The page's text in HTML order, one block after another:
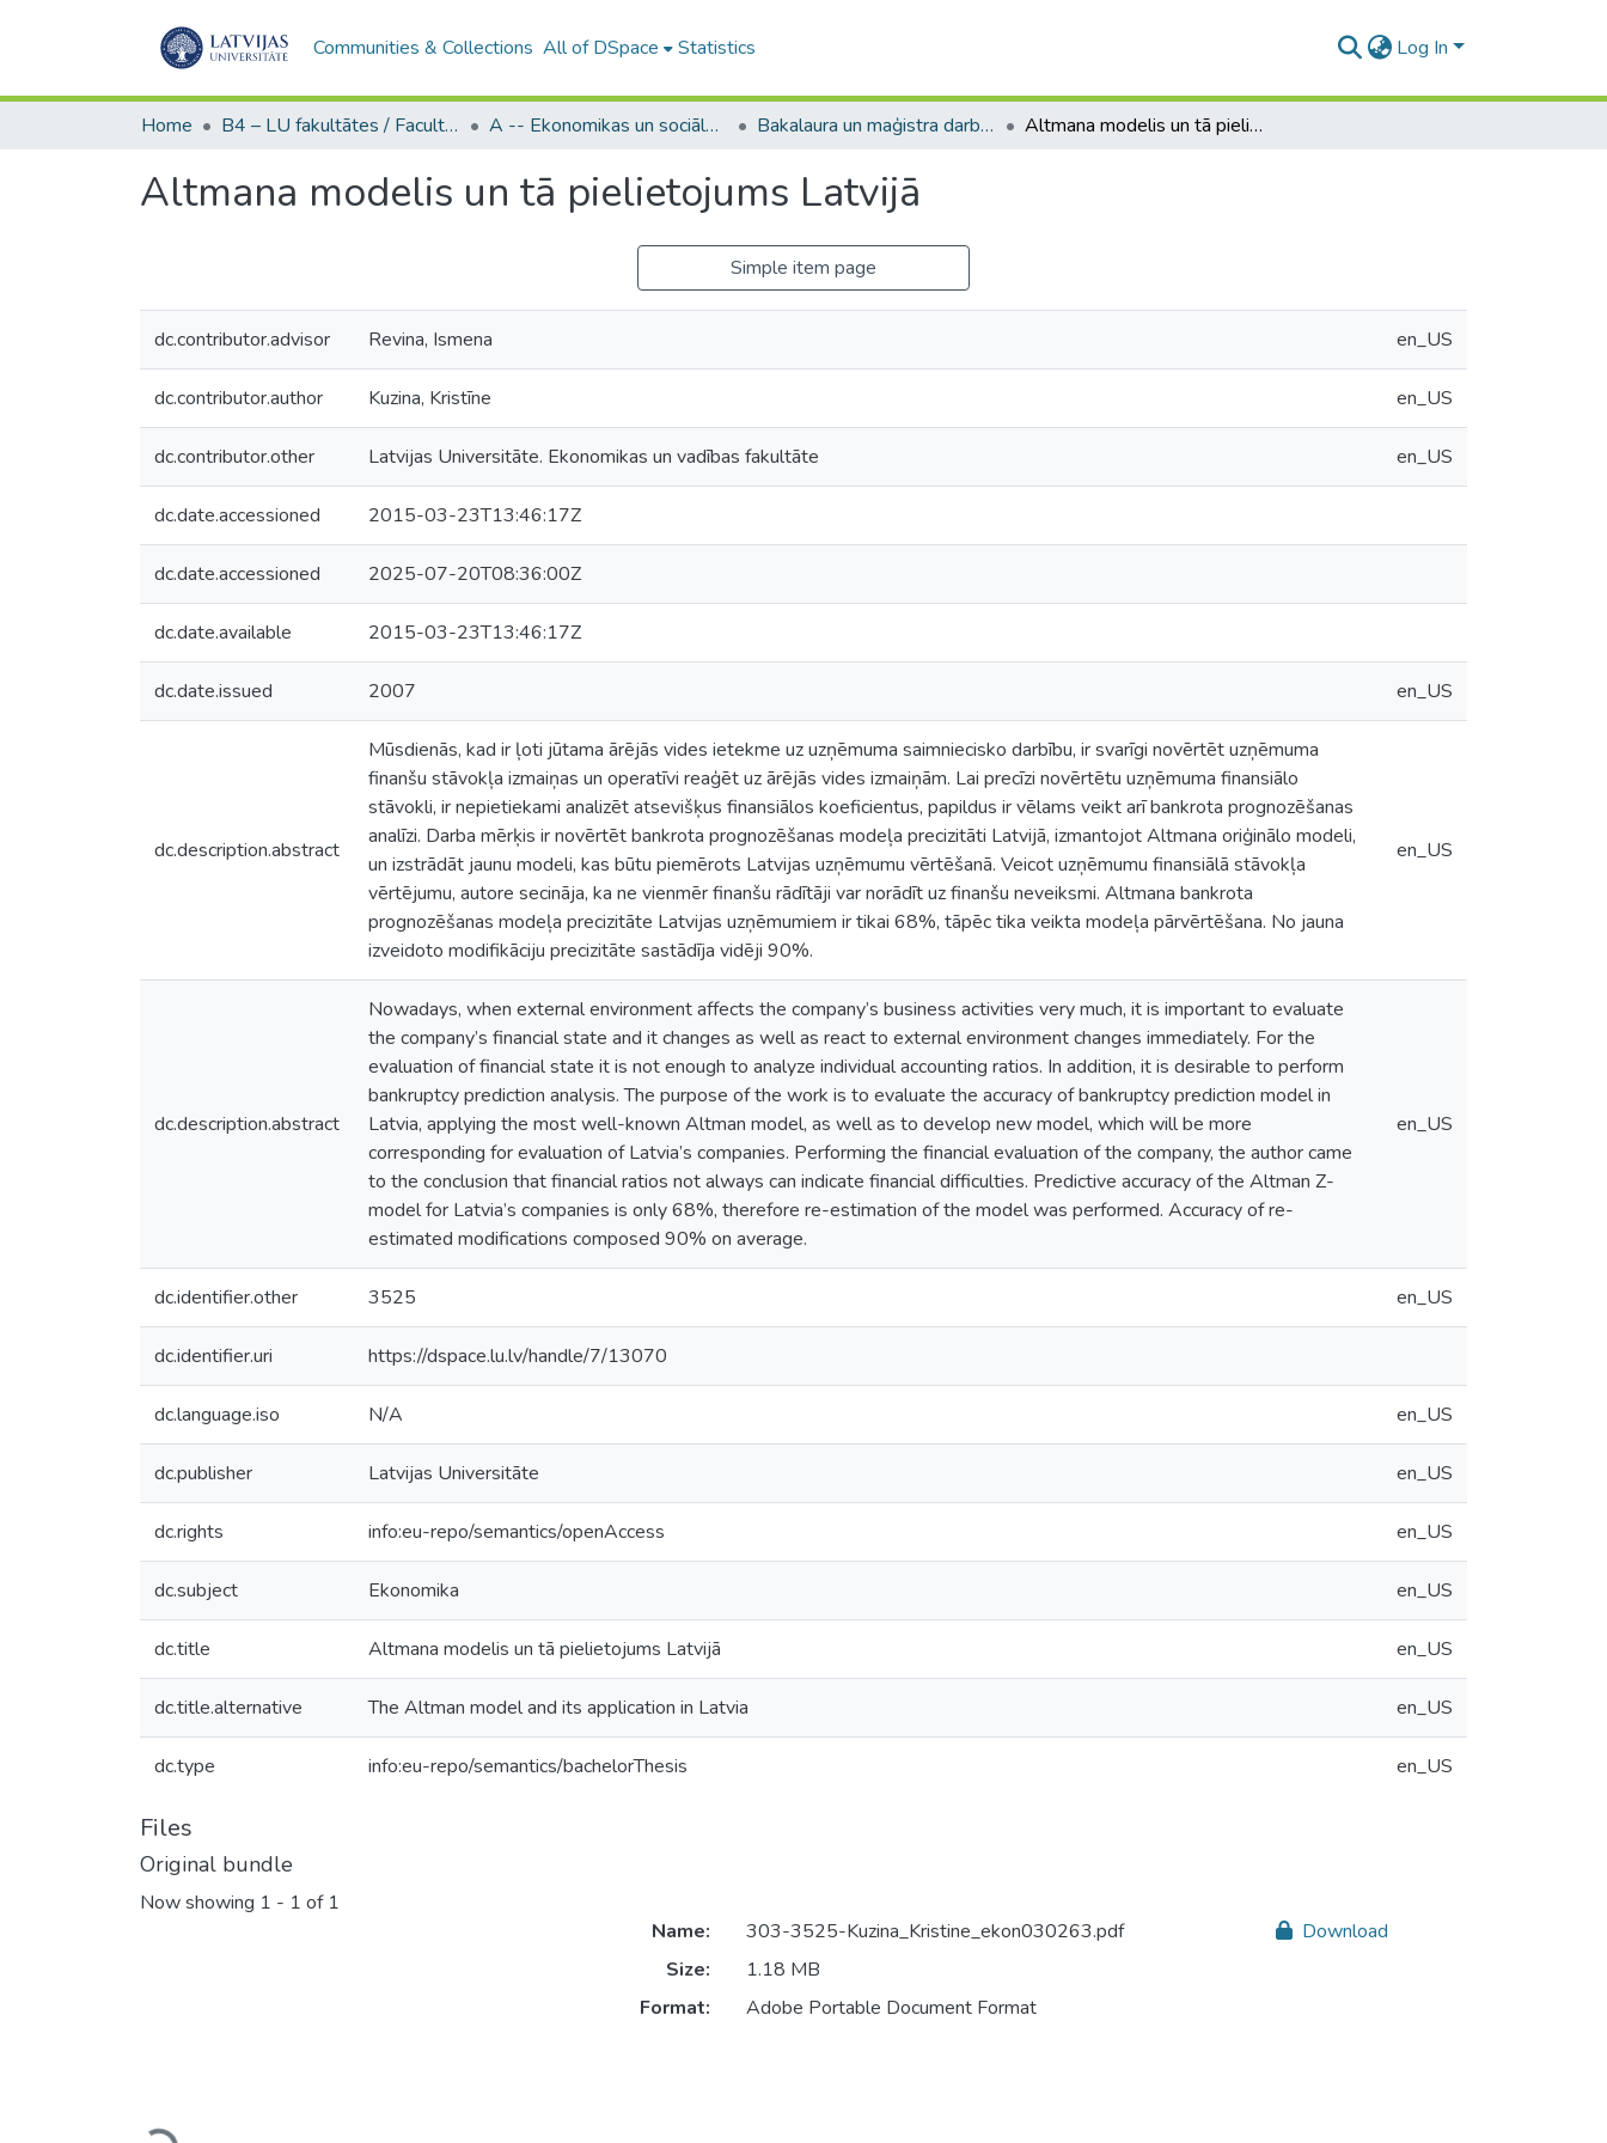
Communities & Collections All of DSpace Statistics Log In
Home B4 – LU fakultātes / Faculties of the UL A -- Ekonomikas un sociālo zinātņu fakultāte / Faculty of Economics and Social Sciences Bakalaura un maģistra darbi (ESZF) / Bachelor's and Master's theses Altmana modelis un tā pielietojums Latvijā
Altmana modelis un tā pielietojums Latvijā
Simple item page
dc.contributor.advisor Revina, Ismena en_US
dc.contributor.author Kuzina, Kristīne en_US
dc.contributor.other Latvijas Universitāte. Ekonomikas un vadības fakultāte en_US
dc.date.accessioned 2015-03-23T13:46:17Z
dc.date.accessioned 2025-07-20T08:36:00Z
dc.date.available 2015-03-23T13:46:17Z
dc.date.issued 2007 en_US
dc.description.abstract
Mūsdienās, kad ir ļoti jūtama ārējās vides ietekme uz uzņēmuma saimniecisko darbību, ir svarīgi novērtēt uzņēmuma
finanšu stāvokļa izmaiņas un operatīvi reaģēt uz ārējās vides izmaiņām. Lai precīzi novērtētu uzņēmuma finansiālo
stāvokli, ir nepietiekami analizēt atsevišķus finansiālos koeficientus, papildus ir vēlams veikt arī bankrota prognozēšanas
analīzi. Darba mērķis ir novērtēt bankrota prognozēšanas modeļa precizitāti Latvijā, izmantojot Altmana oriģinālo modeli,
un izstrādāt jaunu modeli, kas būtu piemērots Latvijas uzņēmumu vērtēšanā. Veicot uzņēmumu finansiālā stāvokļa
vērtējumu, autore secināja, ka ne vienmēr finanšu rādītāji var norādīt uz finanšu neveiksmi. Altmana bankrota
prognozēšanas modeļa precizitāte Latvijas uzņēmumiem ir tikai 68%, tāpēc tika veikta modeļa pārvērtēšana. No jauna
izveidoto modifikāciju precizitāte sastādīja vidēji 90%.
en_US
dc.description.abstract
Nowadays, when external environment affects the company’s business activities very much, it is important to evaluate
the company’s financial state and it changes as well as react to external environment changes immediately. For the
evaluation of financial state it is not enough to analyze individual accounting ratios. In addition, it is desirable to perform
bankruptcy prediction analysis. The purpose of the work is to evaluate the accuracy of bankruptcy prediction model in
Latvia, applying the most well-known Altman model, as well as to develop new model, which will be more
corresponding for evaluation of Latvia’s companies. Performing the financial evaluation of the company, the author came
to the conclusion that financial ratios not always can indicate financial difficulties. Predictive accuracy of the Altman Z-
model for Latvia’s companies is only 68%, therefore re-estimation of the model was performed. Accuracy of re-
estimated modifications composed 90% on average.
en_US
dc.identifier.other 3525 en_US
dc.identifier.uri https://dspace.lu.lv/handle/7/13070
dc.language.iso N/A en_US
dc.publisher Latvijas Universitāte en_US
dc.rights info:eu-repo/semantics/openAccess en_US
dc.subject Ekonomika en_US
dc.title Altmana modelis un tā pielietojums Latvijā en_US
dc.title.alternative The Altman model and its application in Latvia en_US
dc.type info:eu-repo/semantics/bachelorThesis en_US
Files
Original bundle
Now showing 1 - 1 of 1
Name:
303-3525-Kuzina_Kristine_ekon030263.pdf
Size:
1.18 MB
Format:
Adobe Portable Document Format
Download